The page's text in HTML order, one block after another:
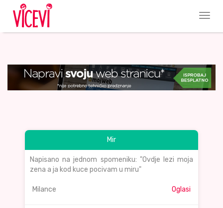
Mir
Napisano na jednom spomeniku: "Ovdje lezi moja
zena a ja kod kuce pocivam u miru"
Milance Oglasi